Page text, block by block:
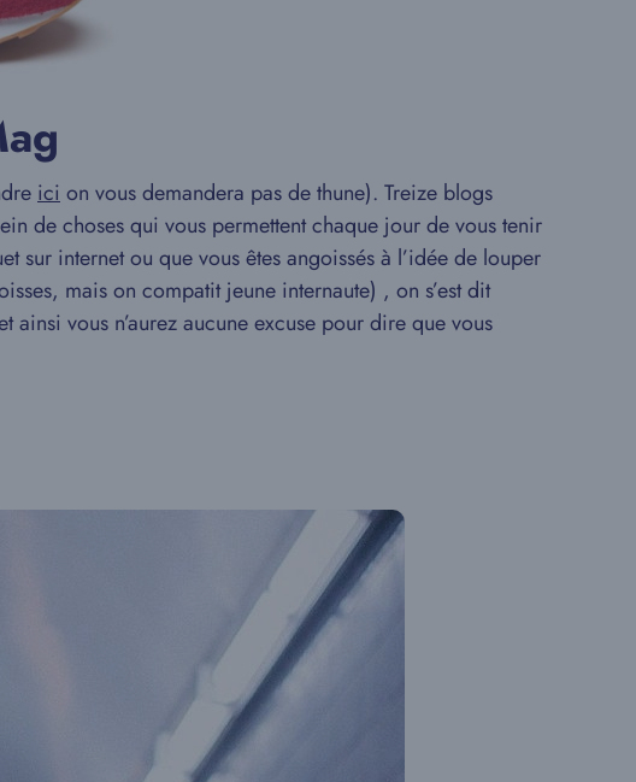
ici on vous demandera pas de thune). Treize blogs
de choses qui vous permettent chaque jour de vous tenir
sur internet ou que vous êtes angoissés à l’idée de louper
mais on compatit jeune internaute) , on s’est dit
vous n’aurez aucune excuse pour dire que vous